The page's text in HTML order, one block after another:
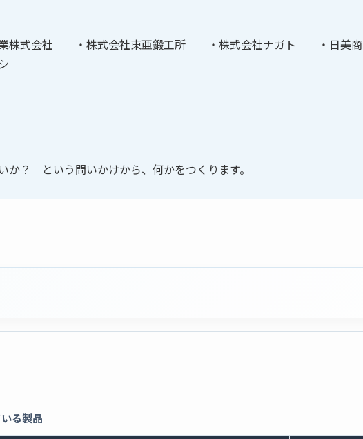
株式会社 ・株式会社東亜鍛工所 ・株式会社ナガト ・日美商
？ という問いかけから、何かをつくります。
る製品